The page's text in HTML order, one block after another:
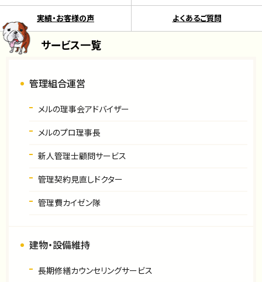
実績・お客様の声 よくあるご質問
サービス一覧
管理組合運営
メルの理事会アドバイザー
メルのプロ理事長
新人管理士顧問サービス
管理契約見直しドクター
管理費カイゼン隊
建物・設備維持
長期修繕カウンセリングサービス